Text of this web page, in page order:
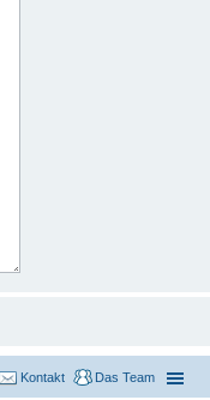
Das Team
Kontakt